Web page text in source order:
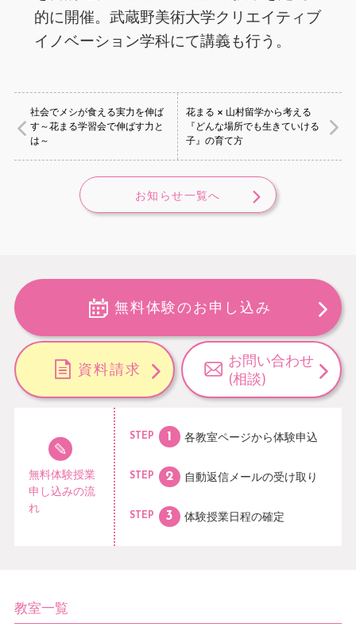
的に開催。武蔵野美術大学クリエイティブ
イノベーション学科にて講義も行う。
社会でメシが食える実力を伸ば
す～花まる学習会で伸ばす力と
は～
花まる × 山村留学から考える
『どんな場所でも生きていける
子』の育て方
お知らせ一覧へ
無料体験のお申し込み
資料請求
お問い合わせ
(相談)
無料体験授業
申し込みの流
れ
STEP 各教室ページから体験申込
STEP 自動返信メールの受け取り
STEP 体験授業日程の確定
教室一覧